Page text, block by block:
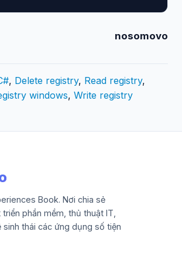
nosomovo
, Delete registry, Read registry,
windows, Write registry
Book. Nơi chia sẻ
triển phần mềm, thủ thuật IT,
sinh thái các ứng dụng số tiện